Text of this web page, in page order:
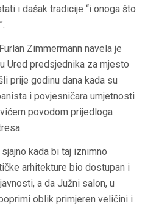
i dašak tradicije “i onoga što
Zimmermann navela je
Ured predsjednika za mjesto
prije godinu dana kada su
i povjesničara umjetnosti
povodom prijedloga
kada bi taj iznimno
arhitekture bio dostupan i
a da Južni salon, u
oblik primjeren veličini i